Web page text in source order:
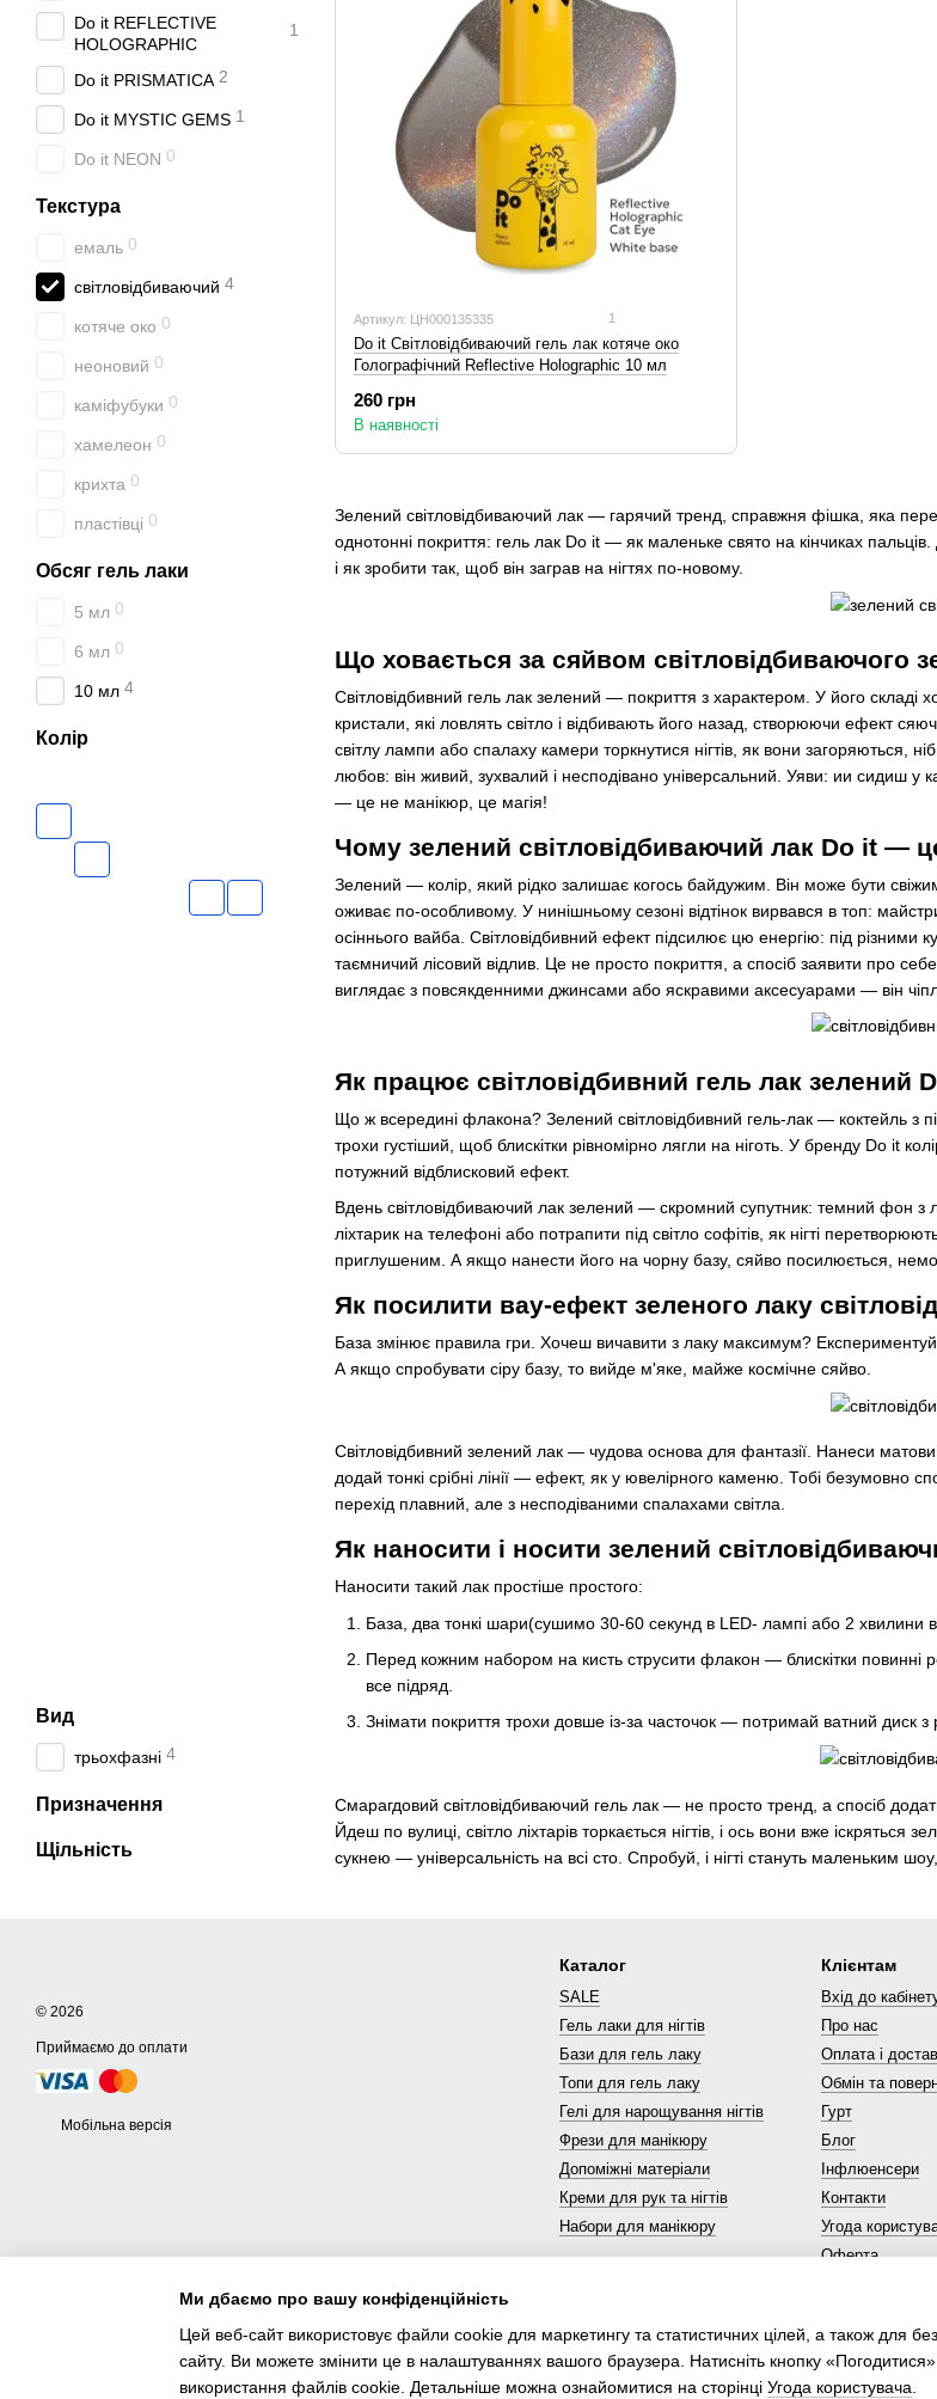
Зелений світловідбиваючий лак — гарячий тренд, справжня фішка, яка
однотонні покриття: гель лак Do it — як маленьке свято на кінчиках
і як зробити так, щоб він заграв на нігтях по-новому.
Що ховається за сяйвом світловідбиваючого
Світловідбивний гель лак зелений — покриття з характером. У його складі
кристали, які ловлять світло і відбивають його назад, створюючи ефект
світлу лампи або спалаху камери торкнутися нігтів, як вони загоряються,
любов: він живий, зухвалий і несподівано універсальний. Уяви: ии сидиш у
— це не манікюр, це магія!
Чому зелений світловідбиваючий лак Do it —
Зелений — колір, який рідко залишає когось байдужим. Він може бути
оживає по-особливому. У нинішньому сезоні відтінок вирвався в топ:
осіннього вайба. Світловідбивний ефект підсилює цю енергію: під
таємничий лісовий відлив. Це не просто покриття, а спосіб заявити про
виглядає з повсякденними джинсами або яскравими аксесуарами — він
Як працює світловідбивний гель лак зелений
Що ж всередині флакона? Зелений світловідбивний гель-лак — коктейль з
трохи густіший, щоб блискітки рівномірно лягли на ніготь. У бренду Do it
потужний відблисковий ефект.
Вдень світловідбиваючий лак зелений — скромний супутник: темний фон з
ліхтарик на телефоні або потрапити під світло софітів, як нігті
приглушеним. А якщо нанести його на чорну базу, сяйво посилюється,
Як посилити вау-ефект зеленого лаку
База змінює правила гри. Хочеш вичавити з лаку максимум?
А якщо спробувати сіру базу, то вийде м'яке, майже космічне сяйво.
Світловідбивний зелений лак — чудова основа для фантазії. Нанеси
додай тонкі срібні лінії — ефект, як у ювелірного каменю. Тобі безумовно
перехід плавний, але з несподіваними спалахами світла.
Як наносити і носити зелений
Наносити такий лак простіше простого:
База, два тонкі шари(сушимо 30-60 секунд в LED- лампі або 2 хвилини
Перед кожним набором на кисть струсити флакон — блискітки повинні
все підряд.
Знімати покриття трохи довше із-за часточок — потримай ватний диск
Смарагдовий світловідбиваючий гель лак — не просто тренд, а спосіб
Йдеш по вулиці, світло ліхтарів торкається нігтів, і ось вони вже
сукнею — універсальність на всі сто. Спробуй, і нігті стануть маленьким
Артикул: ЦН000135335 1
Do it Світловідбиваючий гель лак котяче око
Голографічний Reflective Holographic 10 мл
260 грн
В наявності
Do it REFLECTIVE
HOLOGRAPHIC
1
Do it PRISMATICA 2
Do it MYSTIC GEMS 1
Do it NEON 0
Текстура
емаль 0
світловідбиваючий 4
котяче око 0
неоновий 0
каміфубуки 0
хамелеон 0
крихта 0
пластівці 0
Обсяг гель лаки
5 мл 0
6 мл 0
10 мл 4
Колір
Вид
трьохфазні 4
Призначення
Щільність
© 2026
Приймаємо до оплати
Мобільна версія
Каталог
SALE
Гель лаки для нігтів
Бази для гель лаку
Топи для гель лаку
Гелі для нарощування нігтів
Фрези для манікюру
Допоміжні матеріали
Креми для рук та нігтів
Набори для манікюру
Клієнтам
Вхід до
Про нас
Оплата і
Обмін та
Гурт
Блог
Інфлюенсери
Контакти
Угода
Оферта
Ми дбаємо про вашу конфіденційність
Цей веб-сайт використовує файли cookie для маркетингу та статистичних цілей, а також для
сайту. Ви можете змінити це в налаштуваннях вашого браузера. Натисніть кнопку
використання файлів cookie. Детальніше можна ознайомитися на сторінці Угода користувача